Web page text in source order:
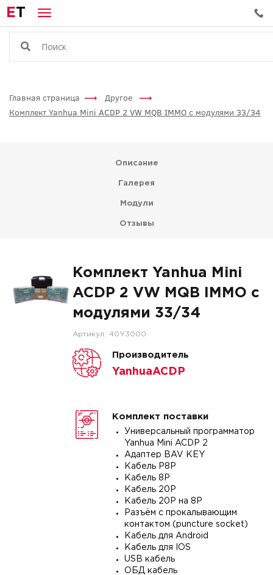
ET
Главная страница
Другое
Комплект Yanhua Mini ACDP 2 VW MQB IMMO с модулями 33/34
Описание
Галерея
Модули
Отзывы
Комплект Yanhua Mini
ACDP 2 VW MQB IMMO с
модулями 33/34
Артикул: 40Y3000
Производитель
YanhuaACDP
Комплект поставки
Универсальный программатор
Yanhua Mini ACDP 2
Адаптер BAV KEY
Кабель P8P
Кабель 8P
Кабель 20P
Кабель 20P на 8P
Разъём с прокалывающим
контактом (puncture socket)
Кабель для Android
Кабель для IOS
USB кабель
ОБД кабель